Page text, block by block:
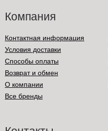
Компания
Контактная информация
Условия доставки
Способы оплаты
Возврат и обмен
О компании
Все бренды